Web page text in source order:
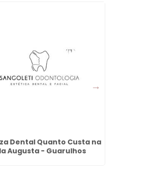
Dental Quanto Custa na
Augusta - Guarulhos